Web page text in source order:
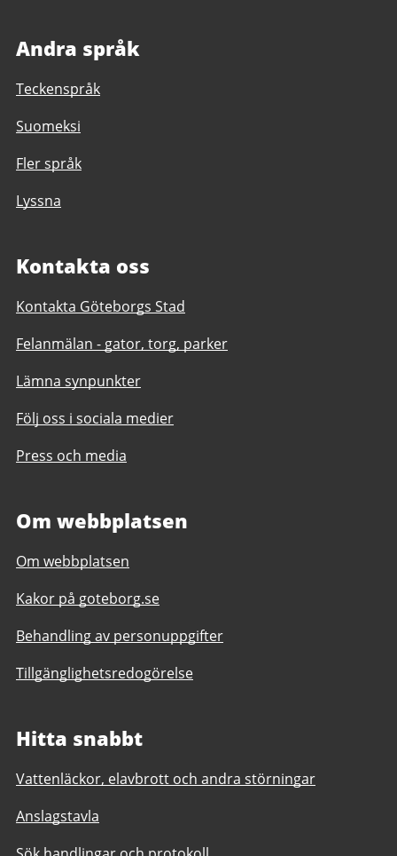
Andra språk
Teckenspråk
Suomeksi
Fler språk
Lyssna
Kontakta oss
Kontakta Göteborgs Stad
Felanmälan - gator, torg, parker
Lämna synpunkter
Följ oss i sociala medier
Press och media
Om webbplatsen
Om webbplatsen
Kakor på goteborg.se
Behandling av personuppgifter
Tillgänglighetsredogörelse
Hitta snabbt
Vattenläckor, elavbrott och andra störningar
Anslagstavla